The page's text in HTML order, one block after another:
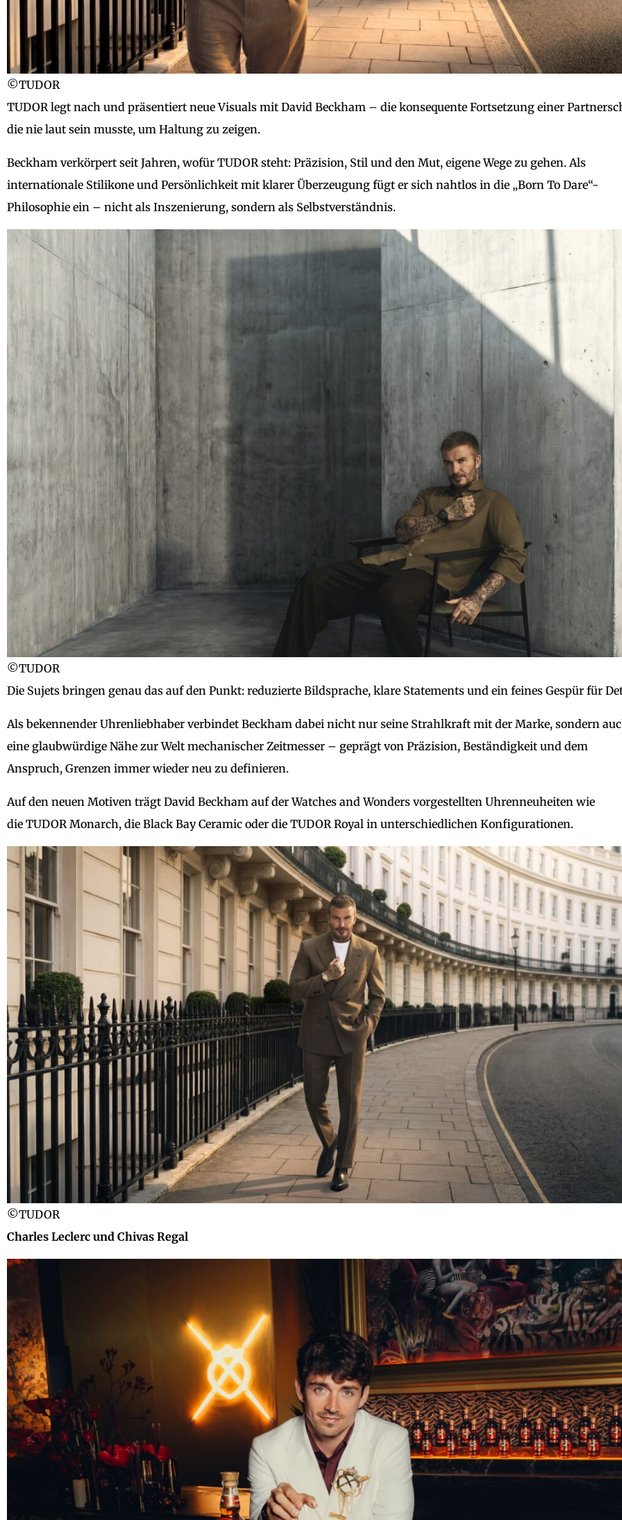
©TUDOR
TUDOR legt nach und präsentiert neue Visuals mit David Beckham – die konsequente Fortsetzung einer
die nie laut sein musste, um Haltung zu zeigen.
Beckham verkörpert seit Jahren, wofür TUDOR steht: Präzision, Stil und den Mut, eigene Wege zu gehen. Als
internationale Stilikone und Persönlichkeit mit klarer Überzeugung fügt er sich nahtlos in die „Born To Dare“-
Philosophie ein – nicht als Inszenierung, sondern als Selbstverständnis.
©TUDOR
Die Sujets bringen genau das auf den Punkt: reduzierte Bildsprache, klare Statements und ein feines Gespür für
Als bekennender Uhrenliebhaber verbindet Beckham dabei nicht nur seine Strahlkraft mit der Marke, sondern
eine glaubwürdige Nähe zur Welt mechanischer Zeitmesser – geprägt von Präzision, Beständigkeit und dem
Anspruch, Grenzen immer wieder neu zu definieren.
Auf den neuen Motiven trägt David Beckham auf der Watches and Wonders vorgestellten Uhrenneuheiten wie
die TUDOR Monarch, die Black Bay Ceramic oder die TUDOR Royal in unterschiedlichen Konfigurationen.
©TUDOR
Charles Leclerc und Chivas Regal